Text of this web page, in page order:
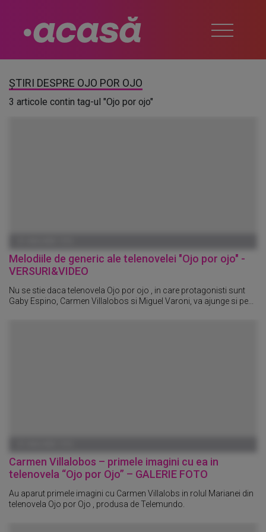
ȘTIRI DESPRE OJO POR OJO
3 articole contin tag-ul "Ojo por ojo"
Melodiile de generic ale telenovelei "Ojo por ojo" -
VERSURI&VIDEO
Nu se stie daca telenovela Ojo por ojo , in care protagonisti sunt
Gaby Espino, Carmen Villalobos si Miguel Varoni, va ajunge si pe...
Carmen Villalobos – primele imagini cu ea in
telenovela “Ojo por Ojo” – GALERIE FOTO
Au aparut primele imagini cu Carmen Villalobs in rolul Marianei din
telenovela Ojo por Ojo , produsa de Telemundo.